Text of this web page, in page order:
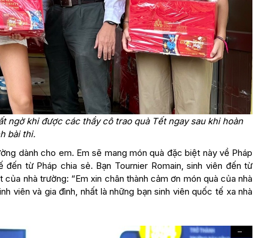
ngờ khi được các thầy cô trao quà Tết ngay sau khi hoàn
bài thi.
dành cho em. Em sẽ mang món quà đặc biệt này về Pháp
từ Pháp chia sẻ. Bạn Tournier Romain, sinh viên đến từ
nhà trường: “Em xin chân thành cảm ơn món quà của nhà
viên và gia đình, nhất là những bạn sinh viên quốc tế xa nhà